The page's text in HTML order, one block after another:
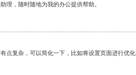
理，随时随地为我的办公提供帮助。
点复杂，可以简化一下，比如将设置页面进行优